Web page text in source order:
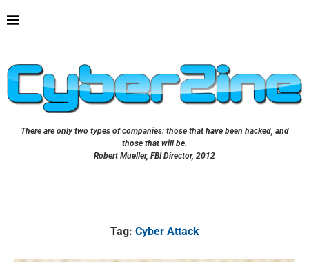
There are only two types of companies: those that have been hacked, and
those that will be.
Robert Mueller, FBI Director, 2012
Tag: Cyber Attack